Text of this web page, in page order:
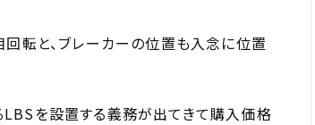
転と、ブレーカーの位置も入念に位置
LBSを設置する義務が出てきて購入価格